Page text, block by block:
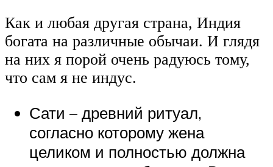
Как и любая другая страна, Индия
богата на различные обычаи. И глядя
на них я порой очень радуюсь тому,
что сам я не индус.
Сати – древний ритуал,
согласно которому жена
целиком и полностью должна